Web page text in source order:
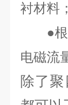
衬材料；
●
电磁流
除了